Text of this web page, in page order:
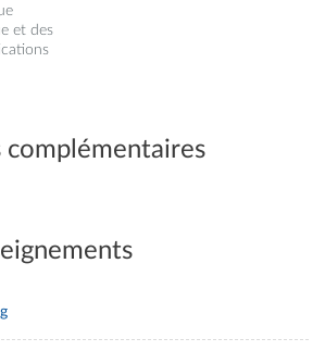
et des
complémentaires